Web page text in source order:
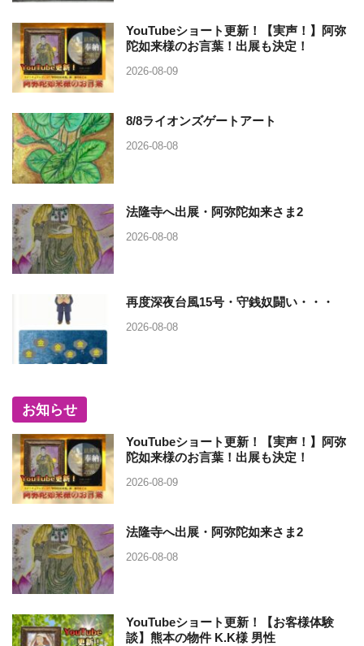
YouTubeショート更新！【実声！】阿弥
陀如来様のお言葉！出展も決定！
2026-08-09
8/8ライオンズゲートアート
2026-08-08
法隆寺へ出展・阿弥陀如来さま2
2026-08-08
再度深夜台風15号・守銭奴闘い・・・
2026-08-08
お知らせ
YouTubeショート更新！【実声！】阿弥
陀如来様のお言葉！出展も決定！
2026-08-09
法隆寺へ出展・阿弥陀如来さま2
2026-08-08
YouTubeショート更新！【お客様体験
談】熊本の物件 K.K様 男性